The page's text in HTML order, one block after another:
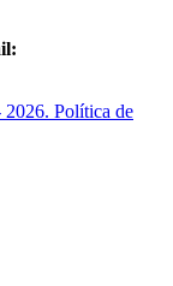
Política de